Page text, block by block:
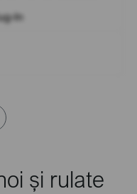
In
și rulate